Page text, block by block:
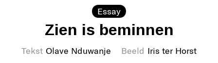
Essay
Zien is beminnen
Tekst Olave Nduwanje Beeld Iris ter Horst